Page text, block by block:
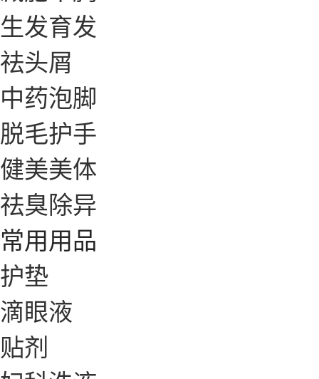
生发育发
祛头屑
中药泡脚
脱毛护手
健美美体
祛臭除异
常用用品
护垫
滴眼液
贴剂